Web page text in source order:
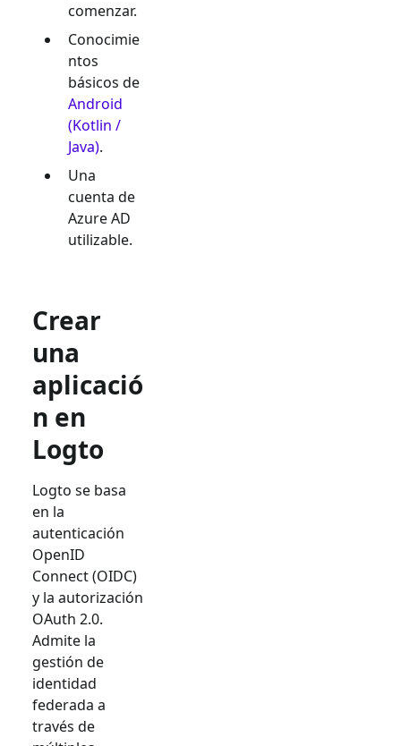
comenzar.
Conocimie
ntos
básicos de
Android
(Kotlin /
Java).
Una
cuenta de
Azure AD
utilizable.
Crear
una
aplicació
n en
Logto
Logto se basa
en la
autenticación
OpenID
Connect (OIDC)
y la autorización
OAuth 2.0.
Admite la
gestión de
identidad
federada a
través de